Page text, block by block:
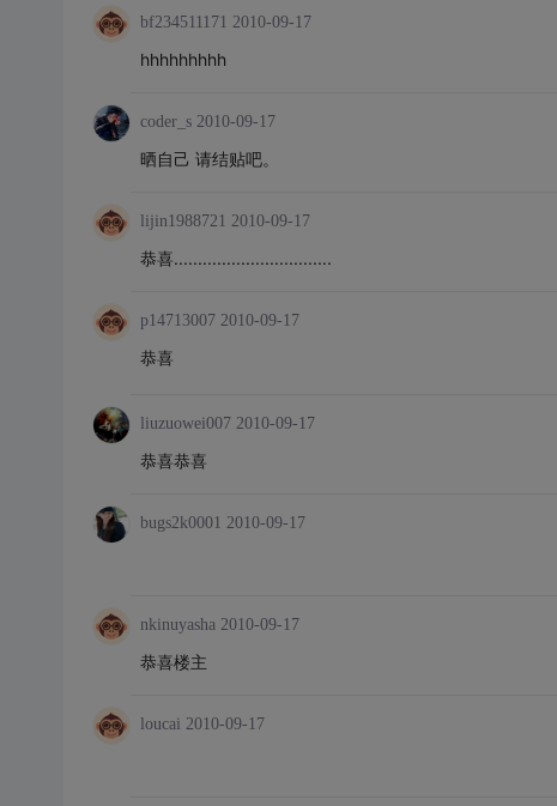
bf234511171 2010-09-17
hhhhhhhhh
coder_s 2010-09-17
晒自己 请结贴吧。
lijin1988721 2010-09-17
恭喜.................................
p14713007 2010-09-17
恭喜
liuzuowei007 2010-09-17
恭喜恭喜
bugs2k0001 2010-09-17
nkinuyasha 2010-09-17
恭喜楼主
loucai 2010-09-17